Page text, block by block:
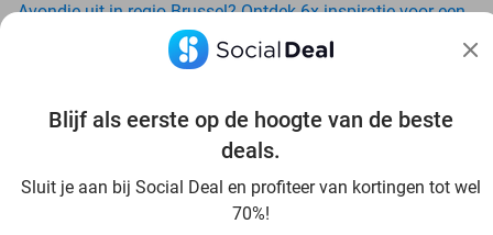
Blijf als eerste op de hoogte van de beste
deals.
Sluit je aan bij Social Deal en profiteer van kortingen tot wel
70%!
Avondje uit in regio Brussel? Ontdek 6x inspiratie voor een
onvergetelijke avond
Date ideeën voor Brussel en omgeving: ontdek 16 tips voor
Trampolinespringen bij Arenal Grimbergen: ontdek een
beste dierentuin van Europa
Ontdek de beste restaurants in Brussel via Social Deal